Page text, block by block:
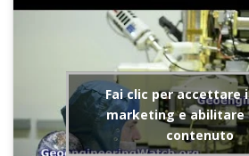
Fai clic per accettare
marketing e abilitare
contenuto